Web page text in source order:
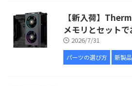
【新入荷】
メモリとセット
2026/7/31
パーツの選び方 新製